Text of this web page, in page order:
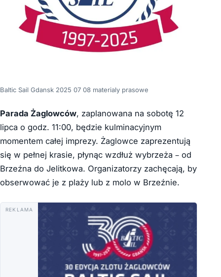
Baltic Sail Gdansk 2025 07 08 materialy prasowe
Parada Żaglowców, zaplanowana na sobotę 12
lipca o godz. 11:00, będzie kulminacyjnym
momentem całej imprezy. Żaglowce zaprezentują
się w pełnej krasie, płynąc wzdłuż wybrzeża – od
Brzeźna do Jelitkowa. Organizatorzy zachęcają, by
obserwować je z plaży lub z molo w Brzeźnie.
REKLAMA